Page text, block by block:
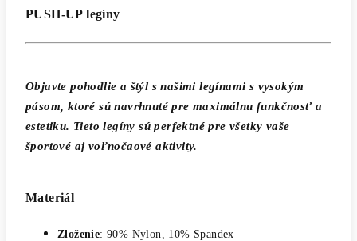
PUSH-UP legíny
Objavte pohodlie a štýl s našimi legínami s vysokým
pásom, ktoré sú navrhnuté pre maximálnu funkčnosť a
estetiku. Tieto legíny sú perfektné pre všetky vaše
športové aj voľnočaové aktivity.
Materiál
Zloženie: 90% Nylon, 10% Spandex